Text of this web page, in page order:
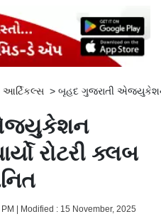
આર્ટિકલ્સ > બૃહદ ગુજરાતી એજ્યુકેશન
રોટરી ક્લબ
| Modified : 15 November, 2025